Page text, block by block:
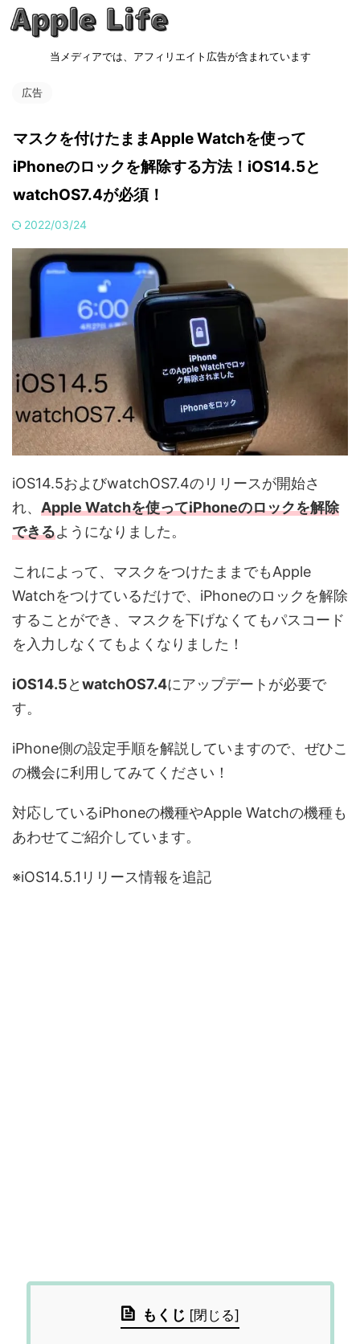
当メディアでは、アフィリエイト広告が含まれています
広告
マスクを付けたままApple Watchを使って
iPhoneのロックを解除する方法！iOS14.5と
watchOS7.4が必須！
2022/03/24
iOS14.5およびwatchOS7.4のリリースが開始さ
れ、 Apple Watchを使ってiPhoneのロックを解除
できるようになりました。
これによって、マスクをつけたままでもApple
Watchをつけているだけで、iPhoneのロックを解除
することができ、マスクを下げなくてもパスコード
を入力しなくてもよくなりました！
iOS14.5とwatchOS7.4にアップデートが必要で
す。
iPhone側の設定手順を解説していますので、ぜひこ
の機会に利用してみてください！
対応しているiPhoneの機種やApple Watchの機種も
あわせてご紹介しています。
※iOS14.5.1リリース情報を追記
もくじ [閉じる]